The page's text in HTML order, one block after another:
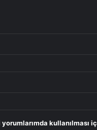
kullanılması